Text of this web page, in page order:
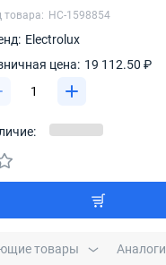
товара: НС-1598854
Electrolux
цена: 19 112.50 ₽
товары Аналоги